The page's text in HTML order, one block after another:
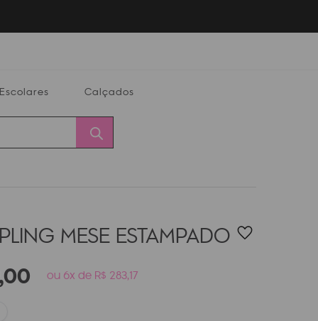
Escolares Calçados
MESE ESTAMPADO
00 ou 6x de R$ 283,17